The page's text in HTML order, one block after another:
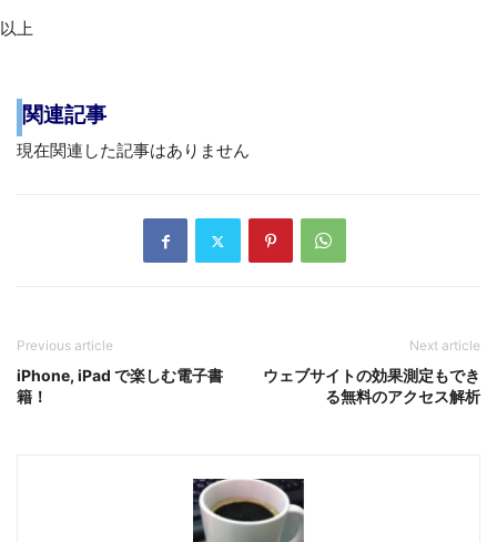
以上
関連記事
現在関連した記事はありません
Previous article
iPhone, iPad で楽しむ電子書
籍！
Next article
ウェブサイトの効果測定もでき
る無料のアクセス解析